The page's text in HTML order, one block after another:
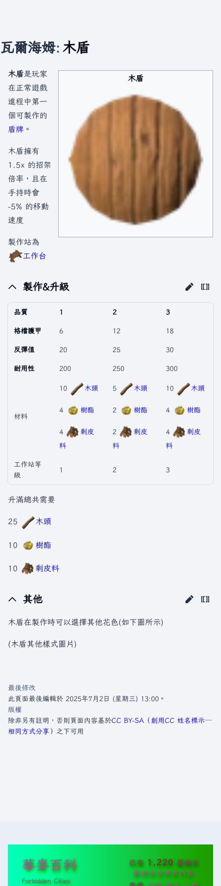
瓦爾海姆: 木盾
木盾
木盾是玩家
在正常遊戲
進程中第一
個可製作的
盾牌 。
木盾擁有
1.5x 的招架
倍率，且在
手持時會
-5% 的移動
速度
製作站為
工作台
製作&升級
品質 1 2 3
格檔護甲 6 12 18
反彈值 20 25 30
耐用性 200 250 300
材料
10 木頭
4 樹酯
4
剩皮
料
5 木頭
2 樹酯
2
剩皮
料
10 木頭
4 樹酯
4
剩皮
料
工作站等
級
1 2 3
升滿總共需要
25 木頭
10 樹酯
10 剩皮料
其他
木盾在製作時可以選擇其他花色(如下圖所示)
(木盾其他樣式圖片)
最後修改
此頁面最後編輯於 2025年7月2日 (星期三) 13:00。
版權
除非另有註明，否則頁面內容基於CC BY-SA（創用CC 姓名標示─
相同方式分享） 之下可用
華麥百科
Forbidden Cities
已有 1,220 篇條目
歡迎各位完善內容